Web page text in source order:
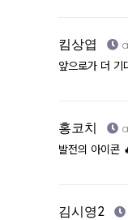
킴상엽
앞으로가 더 기
홍코치
발전의 아이콘
김시영2